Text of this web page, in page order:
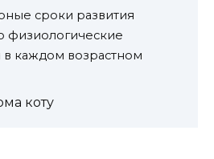
сроки развития
физиологические
в каждом возрастном
коту